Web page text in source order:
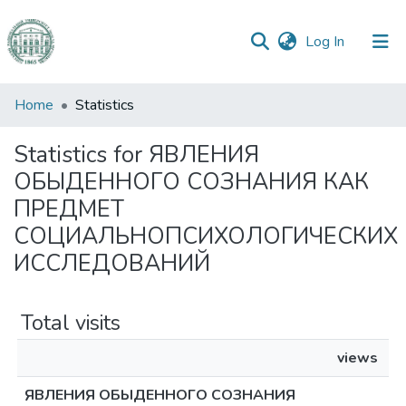
Log In (current)
Communities
Collections
All of DSpace
Home Statistics
Statistics for ЯВЛЕНИЯ
ОБЫДЕННОГО СОЗНАНИЯ КАК
ПРЕДМЕТ
СОЦИАЛЬНОПСИХОЛОГИЧЕСКИХ
ИССЛЕДОВАНИЙ
Total visits
views
ЯВЛЕНИЯ ОБЫДЕННОГО СОЗНАНИЯ